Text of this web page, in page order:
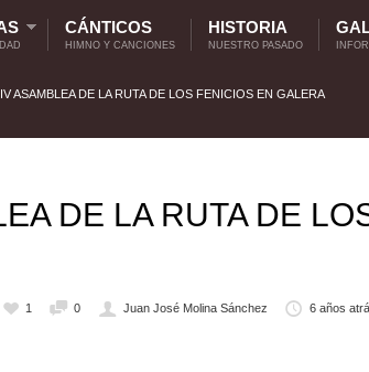
CÁNTICOS
HIMNO Y CANCIONES
HISTORIA
NUESTRO PASADO
IV ASAMBLEA DE LA RUTA DE LOS FENICIOS EN GALERA
DE LA RUTA DE
1 0 Juan José Molina Sánchez 6 años